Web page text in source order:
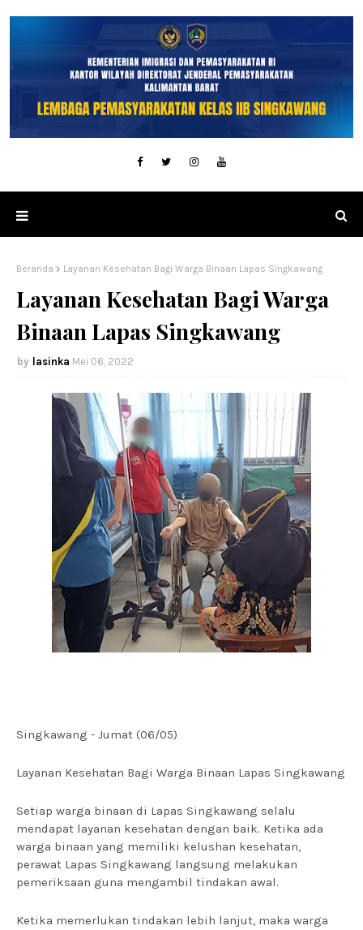
Beranda Layanan Kesehatan Bagi Warga Binaan Lapas Singkawang
Layanan Kesehatan Bagi Warga
Binaan Lapas Singkawang
lasinka Mei 06, 2022
Singkawang - Jumat (06/05)
Layanan Kesehatan Bagi Warga Binaan Lapas Singkawang
Setiap warga binaan di Lapas Singkawang selalu
mendapat layanan kesehatan dengan baik. Ketika ada
warga binaan yang memiliki kelushan kesehatan,
perawat Lapas Singkawang langsung melakukan
pemeriksaan guna mengambil tindakan awal.
Ketika memerlukan tindakan lebih lanjut, maka warga